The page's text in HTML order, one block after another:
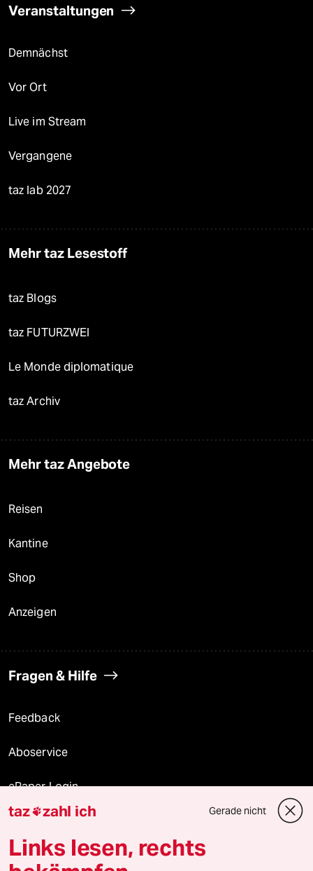
Veranstaltungen
Demnächst
Vor Ort
Live im Stream
Vergangene
taz lab 2027
Mehr taz Lesestoff
taz Blogs
taz FUTURZWEI
Le Monde diplomatique
taz Archiv
Mehr taz Angebote
Reisen
Kantine
Shop
Anzeigen
Fragen & Hilfe
Feedback
Aboservice
ePaper Login
Downloads für Abonnierende
taz zahl ich Gerade nicht
Links lesen, rechts